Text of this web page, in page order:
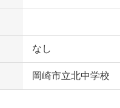
なし
岡崎市立北中学校